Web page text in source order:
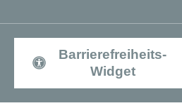
Barrierefreiheits-
Widget